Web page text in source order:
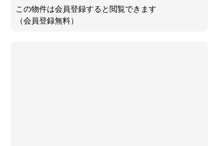
この物件は会員登録すると閲覧できます
（会員登録無料）